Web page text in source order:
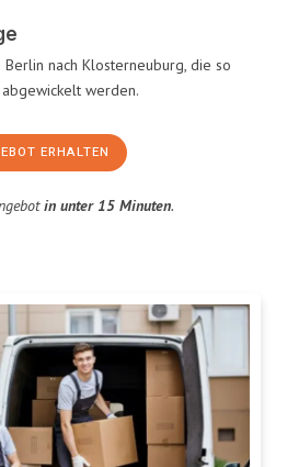
nach Klosterneuburg, die so
werden.
ERHALTEN
in unter 15 Minuten.